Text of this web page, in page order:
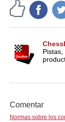
Comentar
Normas sobre los